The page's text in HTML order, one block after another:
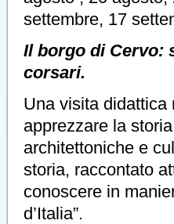
settembre, 17
Il borgo di Cervo:
corsari.
Una visita didattica
apprezzare la
architettoniche e
storia, raccontato
conoscere in
d’Italia”.